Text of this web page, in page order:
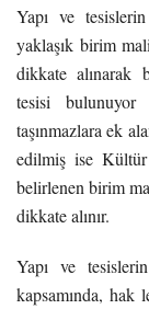
Yapı ve
yaklaşık birim
dikkate alınarak
tesisi
taşınmazlara ek
edilmiş ise
belirlenen birim
dikkate alınır.
Yapı ve
kapsamında, hak